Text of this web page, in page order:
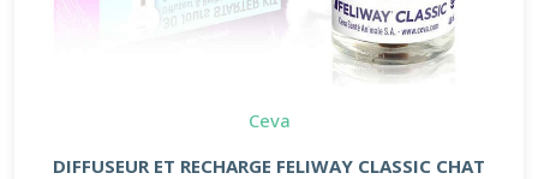
Ceva
DIFFUSEUR ET RECHARGE FELIWAY CLASSIC CHAT